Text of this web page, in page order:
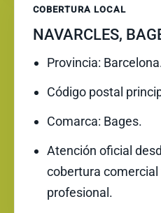
COBERTURA LOCAL
NAVARCLES,
Provincia:
Código postal
Comarca: Bages.
Atención oficial
cobertura comercial
profesional.